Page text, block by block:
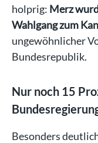
holprig: Merz
Wahlgang zum
ungewöhnlicher
Bundesrepublik.
Nur noch 15
Besonders